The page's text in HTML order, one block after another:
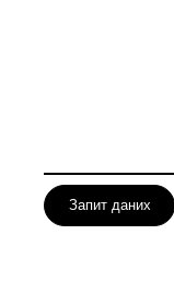
Запит даних